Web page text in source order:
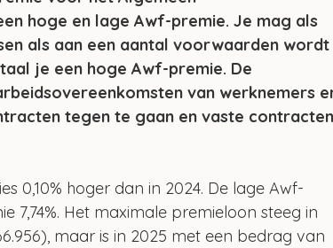
hoge en lage Awf-premie. Je mag als
als aan een aantal voorwaarden wordt
je een hoge Awf-premie. De
van werknemers
tegen te gaan en vaste contracten
0,10% hoger dan in 2024. De lage Awf-
7,74%. Het maximale premieloon steeg in
maar is in 2025 met een bedrag van